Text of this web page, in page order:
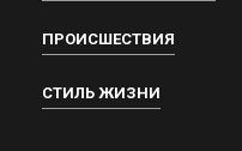
ПРОИСШЕСТВИЯ
СТИЛЬ ЖИЗНИ